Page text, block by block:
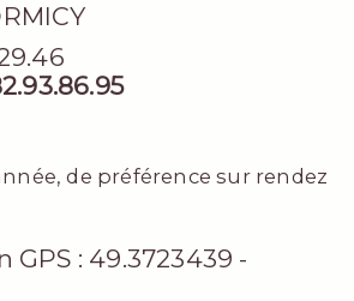
de préférence sur rendez
GPS : 49.3723439 -